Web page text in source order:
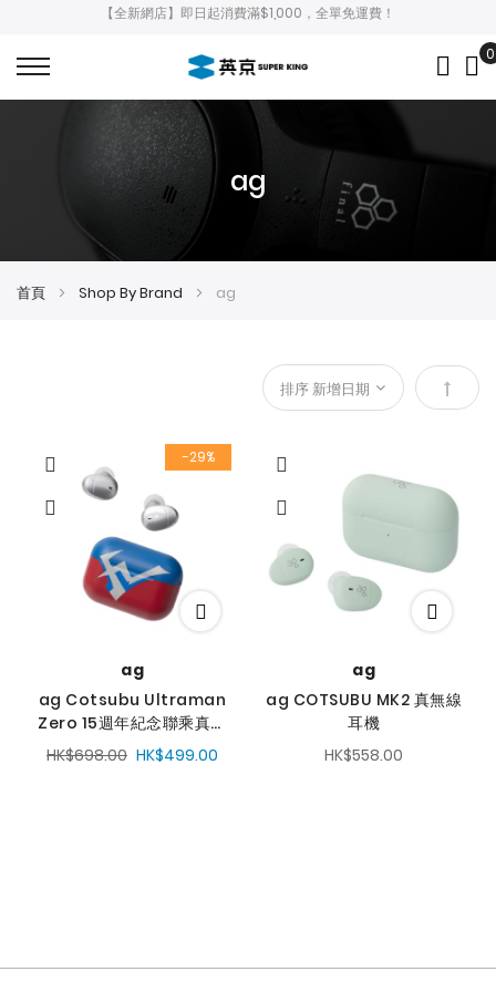
【全新網店】即日起消費滿$1,000，全單免運費！
0
ag
首頁 Shop By Brand ag
設
方
-29%
ag
ag Cotsubu Ultraman
Zero 15週年紀念聯乘真無
線藍牙耳機HK$499.00
HK$698.00
ag
ag COTSUBU MK2 真無線
耳機
HK$558.00